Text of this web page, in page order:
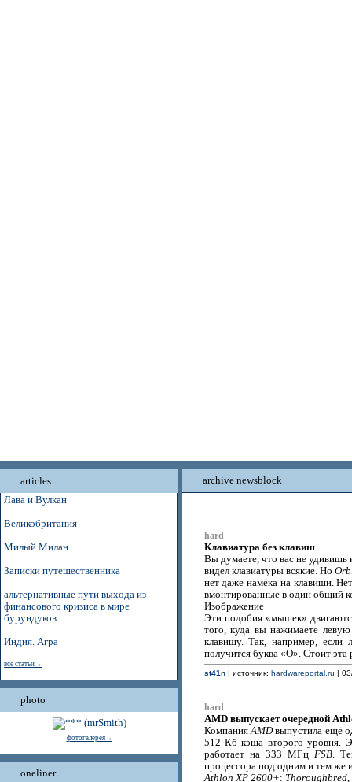
articles
Лава и Вулкан
Великобритания
Милый Милан
Записки путешественника
альтернативные пути выхода из
финансового кризиса в мире
бурундуков
Индия. Агра
все статьи→
photo
фотогалерея→
oneliner
archive newsblock
hard
Клавиатура без клавиш
Вы думаете, что вас не удивишь
видел клавиатуры всякие. Но
нет даже намёка на клавиши.
вмонтированные в один общий
Изображение
Эти подобия «мышек»
того, куда вы нажимаете
клавишу. Так, например,
получится буква «О». Cтоит
st41n| источник: hardwareportal.ru |
hard
AMD выпускает очередной
КомпанияAMDвыпустила ещё
512 Кб кэша второго уровня.
работает на 333 МГц FSB.
процессора под одним и тем же
Athlon XP 2600+: Thoroughbred,